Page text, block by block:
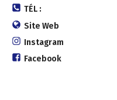
TÉL :
Site Web
Instagram
Facebook